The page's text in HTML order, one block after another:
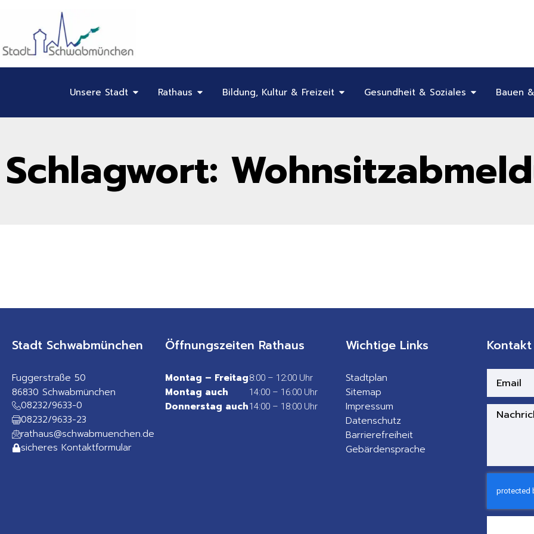
springen
Unsere Stadt Öffne Unsere Stadt
Rathaus Öffne Rathaus
Bildung, Kultur & Freizeit Öffne Bildung, Kultur & Freizeit
Gesundheit & Soziales Öffne Bauen
Schlagwort:
Stadt Schwabmünchen
Fuggerstraße 50
86830 Schwabmünchen
08232/9633-0
08232/9633-23
rathaus@schwabmuenchen.de
sicheres Kontaktformular
Öffnungszeiten Rathaus
Montag – Freitag8:00 – 12:00 Uhr
Montag auch 14:00 – 16:00 Uhr
Donnerstag auch14:00 – 18:00 Uhr
Wichtige Links
Stadtplan
Sitemap
Impressum
Datenschutz
Barrierefreiheit
Gebärdensprache
Kontakt